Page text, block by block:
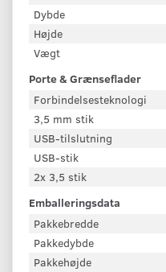
Dybde
Højde
Vægt
Porte & Grænseflader
Forbindelsesteknologi
3,5 mm stik
USB-tilslutning
USB-stik
2x 3,5 stik
Emballeringsdata
Pakkebredde
Pakkedybde
Pakkehøjde